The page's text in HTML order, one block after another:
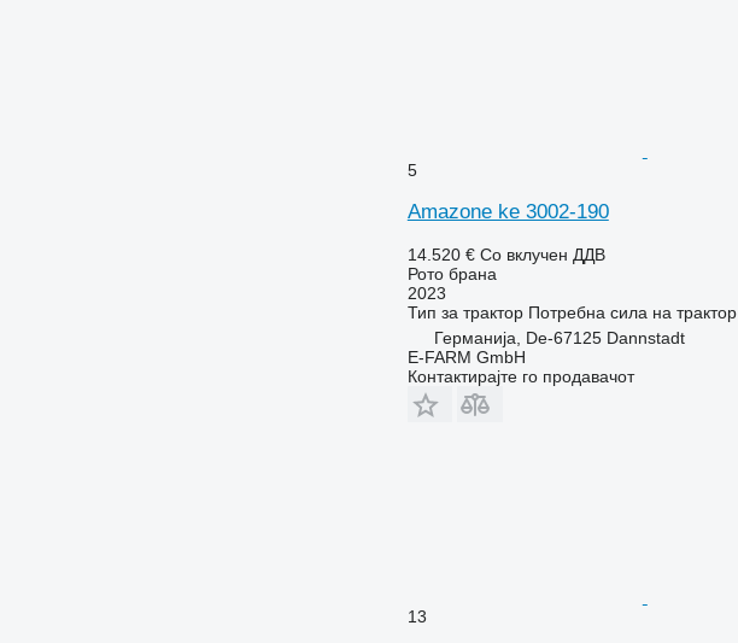
5
Amazone ke 3002-190
14.520 € Со вклучен ДДВ
Рото брана
2023
Тип за трактор Потребна сила на трактор
Германија, De-67125 Dannstadt
E-FARM GmbH
Контактирајте го продавачот
13